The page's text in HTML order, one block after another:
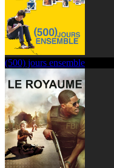
(500) jours ensemble